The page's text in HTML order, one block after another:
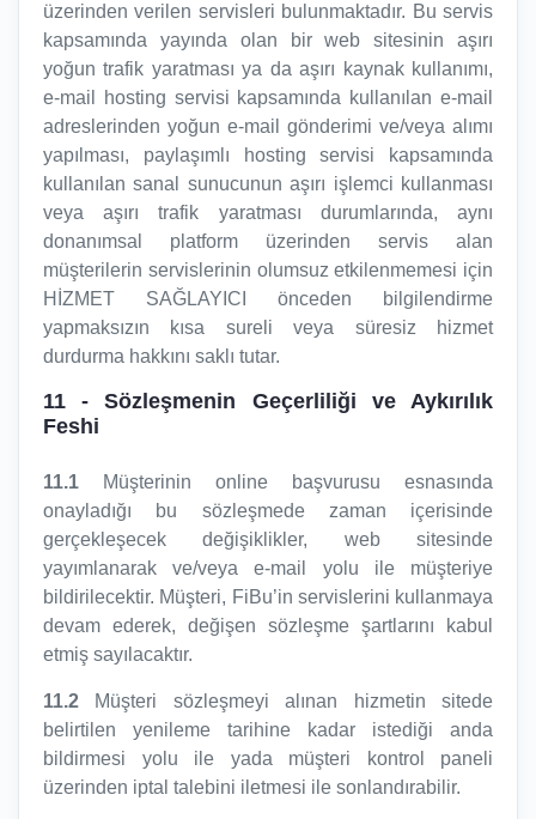
üzerinden verilen servisleri bulunmaktadır. Bu servis
kapsamında yayında olan bir web sitesinin aşırı
yoğun trafik yaratması ya da aşırı kaynak kullanımı,
e-mail hosting servisi kapsamında kullanılan e-mail
adreslerinden yoğun e-mail gönderimi ve/veya alımı
yapılması, paylaşımlı hosting servisi kapsamında
kullanılan sanal sunucunun aşırı işlemci kullanması
veya aşırı trafik yaratması durumlarında, aynı
donanımsal platform üzerinden servis alan
müşterilerin servislerinin olumsuz etkilenmemesi için
HİZMET SAĞLAYICI önceden bilgilendirme
yapmaksızın kısa sureli veya süresiz hizmet
durdurma hakkını saklı tutar.
11 - Sözleşmenin Geçerliliği ve Aykırılık
Feshi
11.1 Müşterinin online başvurusu esnasında
onayladığı bu sözleşmede zaman içerisinde
gerçekleşecek değişiklikler, web sitesinde
yayımlanarak ve/veya e-mail yolu ile müşteriye
bildirilecektir. Müşteri, FiBu’in servislerini kullanmaya
devam ederek, değişen sözleşme şartlarını kabul
etmiş sayılacaktır.
11.2 Müşteri sözleşmeyi alınan hizmetin sitede
belirtilen yenileme tarihine kadar istediği anda
bildirmesi yolu ile yada müşteri kontrol paneli
üzerinden iptal talebini iletmesi ile sonlandırabilir.